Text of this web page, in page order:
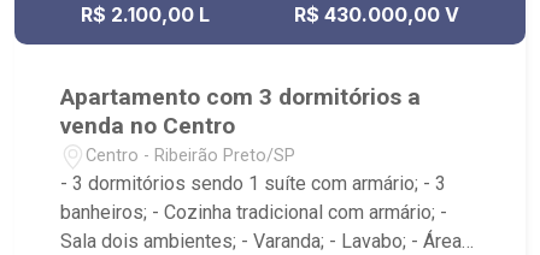
R$ 2.100,00 L R$ 430.000,00 V
Apartamento com 3 dormitórios a
venda no Centro
Centro - Ribeirão Preto/SP
- 3 dormitórios sendo 1 suíte com armário; - 3
banheiros; - Cozinha tradicional com armário; -
Sala dois ambientes; - Varanda; - Lavabo; - Área